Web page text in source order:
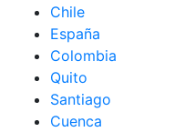
Chile
España
Colombia
Quito
Santiago
Cuenca